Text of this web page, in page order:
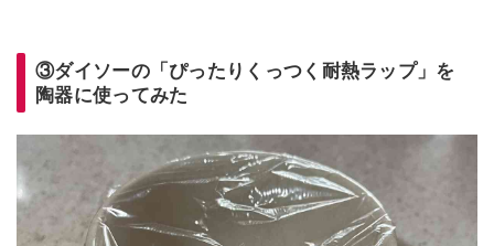
③ダイソーの「ぴったりくっつく耐熱ラップ」を
陶器に使ってみた